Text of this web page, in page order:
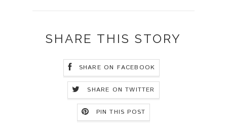
SHARE THIS STORY
SHARE ON FACEBOOK
SHARE ON TWITTER
PIN THIS POST